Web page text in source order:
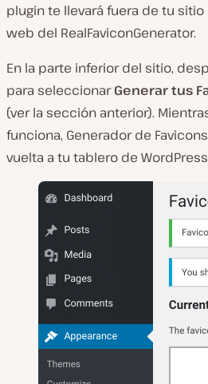
plugin te llevará fuera de tu
web del RealFaviconGenerator.
En la parte inferior del sitio,
para seleccionarGenerar tus
(ver la sección anterior).
funciona, Generador de
vuelta a tu tablero de